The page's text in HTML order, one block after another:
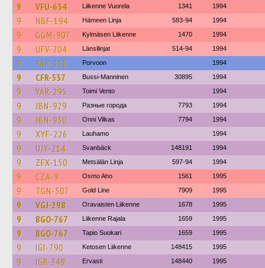
9 VFU-634 Liikenne Vuorela 1341 1994
9 NBF-194 Hämeen Linja 583-94 1994
9 GGM-907 Kylmäsen Liikenne 1470 1994
9 UFV-204 Länsilinjat 514-94 1994
9 YAR-331 Porvoon 1994
9 CFR-537 Bussi-Manninen 30895 1994
9 YAR-295 Toimi Vento 1994
9 JBN-929 Разные города 7793 1994
9 JBN-930 Onni Vilkas 7794 1994
9 XYF-226 Lauhamo 1994
9 UJY-214 Svanbäck 148191 1994
9 ZFX-150 Metsälän Linja 597-94 1994
9 CZA-9 Osmo Aho 1561 1995
9 TGN-507 Gold Line 7909 1995
9 VGJ-298 Oravaisten Liikenne 1678 1995
9 BGO-767 Liikenne Rajala 1659 1995
9 BGO-767 Tapio Suokari 1659 1995
9 IGI-790 Ketosen Liikenne 148415 1995
9 IGR-349 Ervasti 148440 1995